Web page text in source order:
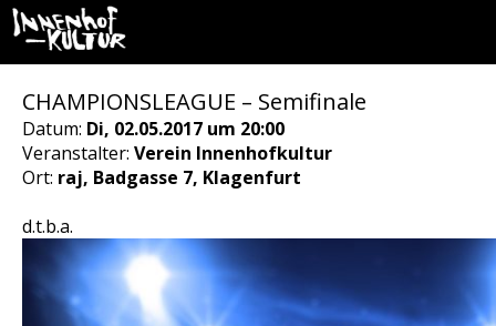
CHAMPIONSLEAGUE – Semifinale
Datum: Di, 02.05.2017 um 20:00
Veranstalter: Verein Innenhofkultur
Ort: raj, Badgasse 7, Klagenfurt
d.t.b.a.